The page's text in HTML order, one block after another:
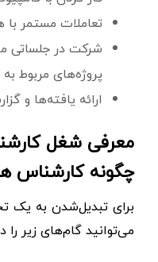
تعاملات مستمر با
شرکت در جلساتی
پروژه‌های مربوط
ارائه یافته‌ها و
معرفی شغل
چگونه کارشناس
برای تبدیل‌شدن به یک
می‌توانید گام‌های زیر را